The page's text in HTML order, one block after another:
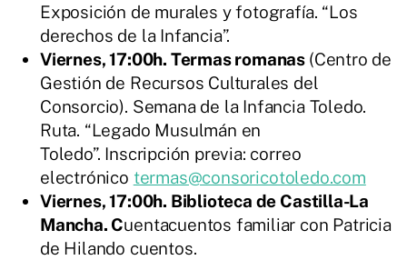
Exposición de murales y fotografía. “Los
derechos de la Infancia”.
Viernes, 17:00h. Termas romanas (Centro de
Gestión de Recursos Culturales del
Consorcio). Semana de la Infancia Toledo.
Ruta. “Legado Musulmán en
Toledo”. Inscripción previa: correo
electrónico termas@consoricotoledo.com
Viernes, 17:00h. Biblioteca de Castilla-La
Mancha. Cuentacuentos familiar con Patricia
de Hilando cuentos.